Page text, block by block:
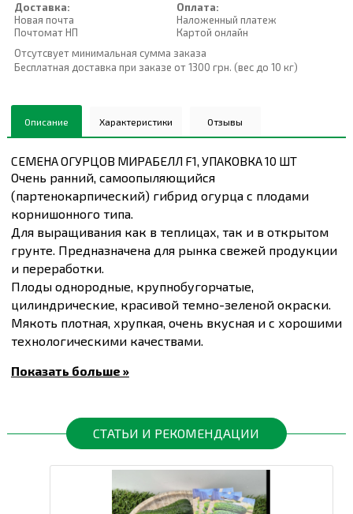
Доставка:
Новая почта
Почтомат НП
Оплата:
Наложенный платеж
Картой онлайн
Отсутсвует минимальная сумма заказа
Бесплатная доставка при заказе от 1300 грн. (вес до 10 кг)
Описание Характеристики Отзывы
СЕМЕНА ОГУРЦОВ МИРАБЕЛЛ F1, УПАКОВКА 10 ШТ
Очень ранний, самоопыляющийся
(партенокарпический) гибрид огурца с плодами
корнишонного типа.
Для выращивания как в теплицах, так и в открытом
грунте. Предназначена для рынка свежей продукции
и переработки.
Плоды однородные, крупнобугорчатые,
цилиндрические, красивой темно-зеленой окраски.
Мякоть плотная, хрупкая, очень вкусная и с хорошими
технологическими качествами.
Средняя масса плода - 90-100 г. Длина плода - около 10
употребления в свежем виде.
Устойчивый к мучнистой росе, кладоспориозу и
вирусу мозаики огурца.
Вегетационный период 40-45 дней.
Семена огурцов Мирабелл F1, упаковка 10
Показать больше »
СТАТЬИ И РЕКОМЕНДАЦИИ